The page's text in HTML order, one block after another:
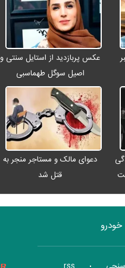
عکس پربازدید از استایل سنتی و
اصیل سوگل طهماسبی
دعوای مالک و مستاجر منجر به
قتل شد
خودرو